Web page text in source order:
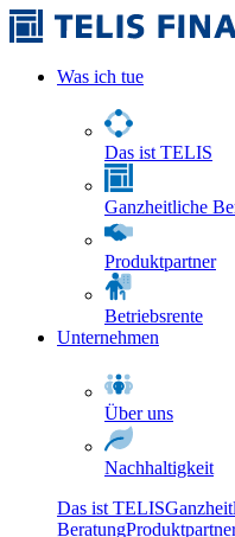
Was ich tue
Das ist TELIS
Ganzheitliche
Produktpartner
Betriebsrente
Unternehmen
Über uns
Nachhaltigkeit
Das ist TELIS
Beratung